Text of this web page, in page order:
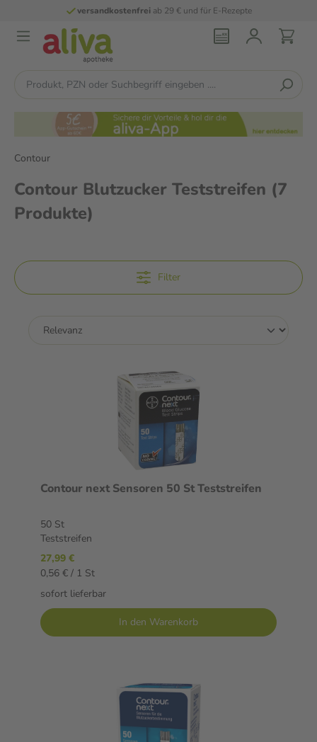
versandkostenfreiab 29 € und für E-Rezepte
Contour
Contour Blutzucker Teststreifen (7
Produkte)
Filter
Contour next Sensoren 50 St Teststreifen
50 St
Teststreifen
27,99 €
0,56 € / 1 St
sofort lieferbar
In den Warenkorb